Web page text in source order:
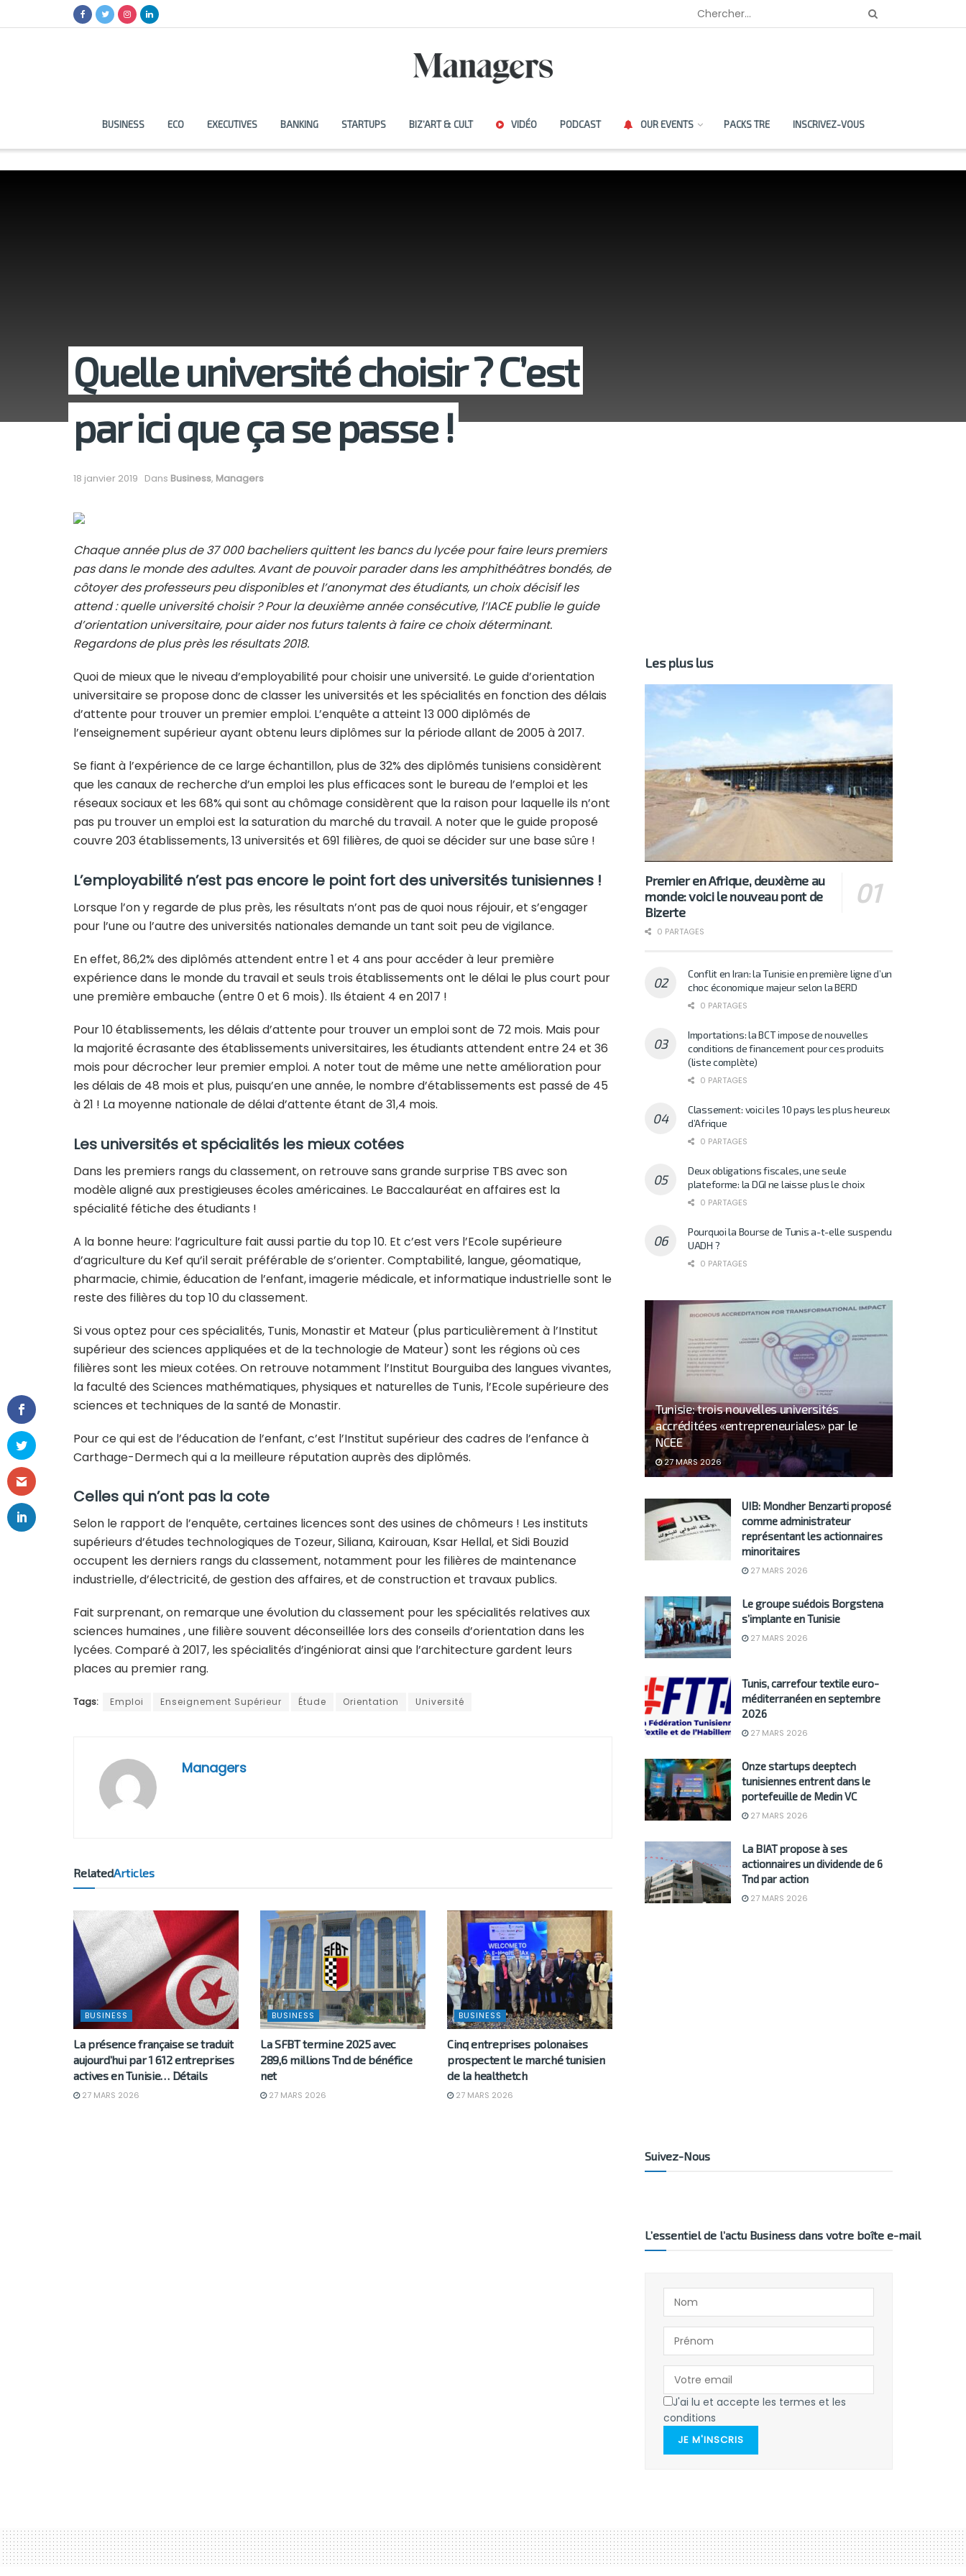
BUSINESS ECO EXECUTIVES BANKING STARTUPS BIZ’ART & CULT VIDÉO PODCAST OUR EVENTS PACKS TRE INSCRIVEZ-VOUS
Quelle université choisir ? C’est
par ici que ça se passe !
18 janvier 2019 Dans Business, Managers
Chaque année plus de 37 000 bacheliers quittent les bancs du lycée pour faire leurs premiers
pas dans le monde des adultes. Avant de pouvoir parader dans les amphithéâtres bondés, de
côtoyer des professeurs peu disponibles et l’anonymat des étudiants, un choix décisif les
attend : quelle université choisir ? Pour la deuxième année consécutive, l’IACE publie le guide
d’orientation universitaire, pour aider nos futurs talents à faire ce choix déterminant.
Regardons de plus près les résultats 2018.
Quoi de mieux que le niveau d’employabilité pour choisir une université. Le guide d’orientation
universitaire se propose donc de classer les universités et les spécialités en fonction des délais
d’attente pour trouver un premier emploi. L’enquête a atteint 13 000 diplômés de
l’enseignement supérieur ayant obtenu leurs diplômes sur la période allant de 2005 à 2017.
Se fiant à l’expérience de ce large échantillon, plus de 32% des diplômés tunisiens considèrent
que les canaux de recherche d’un emploi les plus efficaces sont le bureau de l’emploi et les
réseaux sociaux et les 68% qui sont au chômage considèrent que la raison pour laquelle ils n’ont
pas pu trouver un emploi est la saturation du marché du travail. A noter que le guide proposé
couvre 203 établissements, 13 universités et 691 filières, de quoi se décider sur une base sûre !
L’employabilité n’est pas encore le point fort des universités tunisiennes !
Lorsque l’on y regarde de plus près, les résultats n’ont pas de quoi nous réjouir, et s’engager
pour l’une ou l’autre des universités nationales demande un tant soit peu de vigilance.
En effet, 86,2% des diplômés attendent entre 1 et 4 ans pour accéder à leur première
expérience dans le monde du travail et seuls trois établissements ont le délai le plus court pour
une première embauche (entre 0 et 6 mois). Ils étaient 4 en 2017 !
Pour 10 établissements, les délais d’attente pour trouver un emploi sont de 72 mois. Mais pour
la majorité écrasante des établissements universitaires, les étudiants attendent entre 24 et 36
mois pour décrocher leur premier emploi. A noter tout de même une nette amélioration pour
les délais de 48 mois et plus, puisqu’en une année, le nombre d’établissements est passé de 45
à 21 ! La moyenne nationale de délai d’attente étant de 31,4 mois.
Les universités et spécialités les mieux cotées
Dans les premiers rangs du classement, on retrouve sans grande surprise TBS avec son
modèle aligné aux prestigieuses écoles américaines. Le Baccalauréat en affaires est la
spécialité fétiche des étudiants !
A la bonne heure: l’agriculture fait aussi partie du top 10. Et c’est vers l’Ecole supérieure
d’agriculture du Kef qu’il serait préférable de s’orienter. Comptabilité, langue, géomatique,
pharmacie, chimie, éducation de l’enfant, imagerie médicale, et informatique industrielle sont le
reste des filières du top 10 du classement.
Si vous optez pour ces spécialités, Tunis, Monastir et Mateur (plus particulièrement à l’Institut
supérieur des sciences appliquées et de la technologie de Mateur) sont les régions où ces
filières sont les mieux cotées. On retrouve notamment l’Institut Bourguiba des langues vivantes,
la faculté des Sciences mathématiques, physiques et naturelles de Tunis, l’Ecole supérieure des
sciences et techniques de la santé de Monastir.
Pour ce qui est de l’éducation de l’enfant, c’est l’Institut supérieur des cadres de l’enfance à
Carthage-Dermech qui a la meilleure réputation auprès des diplômés.
Celles qui n’ont pas la cote
Selon le rapport de l’enquête, certaines licences sont des usines de chômeurs ! Les instituts
supérieurs d’études technologiques de Tozeur, Siliana, Kairouan, Ksar Hellal, et Sidi Bouzid
occupent les derniers rangs du classement, notamment pour les filières de maintenance
industrielle, d’électricité, de gestion des affaires, et de construction et travaux publics.
Fait surprenant, on remarque une évolution du classement pour les spécialités relatives aux
sciences humaines , une filière souvent déconseillée lors des conseils d’orientation dans les
lycées. Comparé à 2017, les spécialités d’ingéniorat ainsi que l’architecture gardent leurs
places au premier rang.
Tags: Emploi Enseignement Supérieur Étude Orientation Université
Managers
RelatedArticles
BUSINESS
La présence française se traduit
aujourd’hui par 1 612 entreprises
actives en Tunisie… Détails
27 MARS 2026
BUSINESS
La SFBT termine 2025 avec
289,6 millions Tnd de bénéfice
net
27 MARS 2026
BUSINESS
Cinq entreprises polonaises
prospectent le marché tunisien
de la healthetch
27 MARS 2026
Les plus lus
Premier en Afrique, deuxième au
monde: voici le nouveau pont de
Bizerte
0 PARTAGES
Conflit en Iran: la Tunisie en première ligne d’un
choc économique majeur selon la BERD
0 PARTAGES
Importations: la BCT impose de nouvelles
conditions de financement pour ces produits
(liste complète)
0 PARTAGES
Classement: voici les 10 pays les plus heureux
d’Afrique
0 PARTAGES
Deux obligations fiscales, une seule
plateforme: la DGI ne laisse plus le choix
0 PARTAGES
Pourquoi la Bourse de Tunis a-t-elle suspendu
UADH ?
0 PARTAGES
Tunisie: trois nouvelles universités
accréditées «entrepreneuriales» par le
NCEE
27 MARS 2026
UIB: Mondher Benzarti proposé
comme administrateur
représentant les actionnaires
minoritaires
27 MARS 2026
Le groupe suédois Borgstena
s’implante en Tunisie
27 MARS 2026
Tunis, carrefour textile euro-
méditerranéen en septembre
2026
27 MARS 2026
Onze startups deeptech
tunisiennes entrent dans le
portefeuille de Medin VC
27 MARS 2026
La BIAT propose à ses
actionnaires un dividende de 6
Tnd par action
27 MARS 2026
Suivez-Nous
L’essentiel de l’actu Business dans votre boîte e-mail
J'ai lu et accepte les termes et les
conditions
JE M'INSCRIS